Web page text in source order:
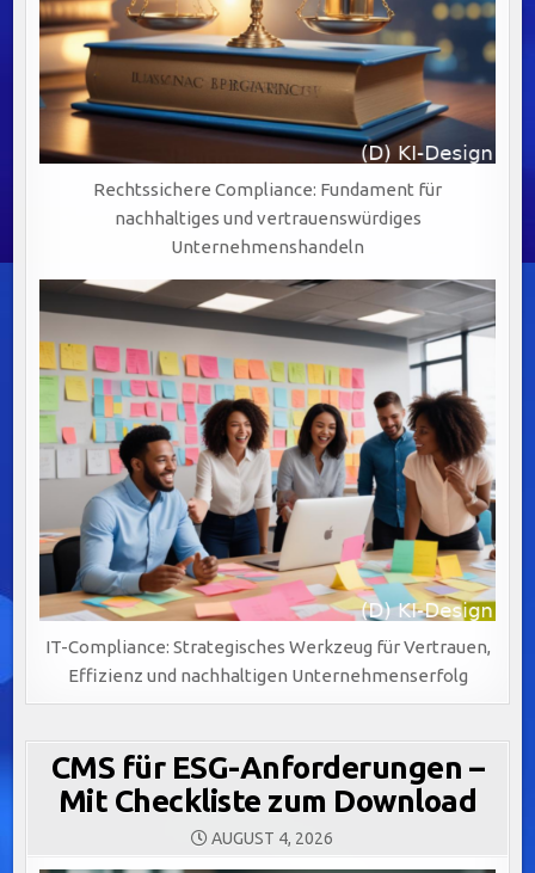
Rechtssichere Compliance: Fundament für
nachhaltiges und vertrauenswürdiges
Unternehmenshandeln
IT-Compliance: Strategisches Werkzeug für Vertrauen,
Effizienz und nachhaltigen Unternehmenserfolg
CMS für ESG-Anforderungen –
Mit Checkliste zum Download
AUGUST 4, 2026